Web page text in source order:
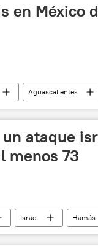
en México
Aguascalientes
ataque
menos 73
Israel Hamás